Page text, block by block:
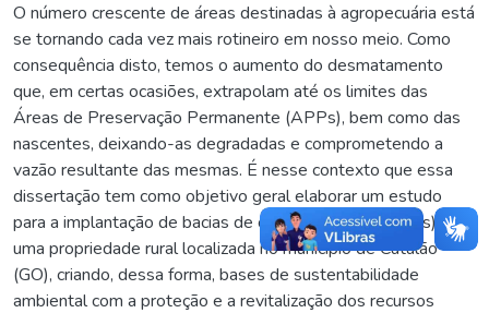
O número crescente de áreas destinadas à agropecuária está
se tornando cada vez mais rotineiro em nosso meio. Como
consequência disto, temos o aumento do desmatamento
que, em certas ocasiões, extrapolam até os limites das
Áreas de Preservação Permanente (APPs), bem como das
nascentes, deixando-as degradadas e comprometendo a
vazão resultante das mesmas. É nesse contexto que essa
dissertação tem como objetivo geral elaborar um estudo
para a implantação de bacias de contenção (barraginhas) em
uma propriedade rural localizada no município de Catalão
(GO), criando, dessa forma, bases de sustentabilidade
ambiental com a proteção e a revitalização dos recursos